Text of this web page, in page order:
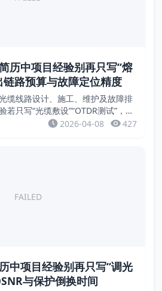
历中项目经验别再只写“熔
链路预算与故障定位精度
缆线路设计、施工、维护及故障排
只写“光缆敷设”“OTDR测试”，
关注的是链路损耗、故障定位精
2026-04-08 427
FAILED
中项目经验别再只写“调光
与保护倒换时间